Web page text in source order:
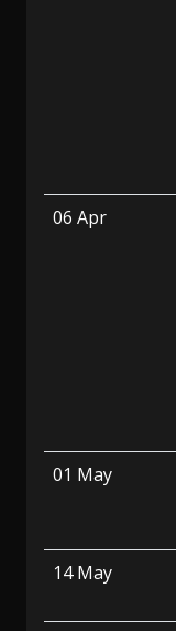
06 Apr
01 May
14 May